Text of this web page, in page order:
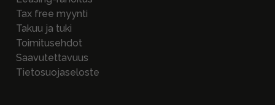
Tax free myynti
Takuu ja tuki
Toimitusehdot
Saavutettavuus
Tietosuojaseloste